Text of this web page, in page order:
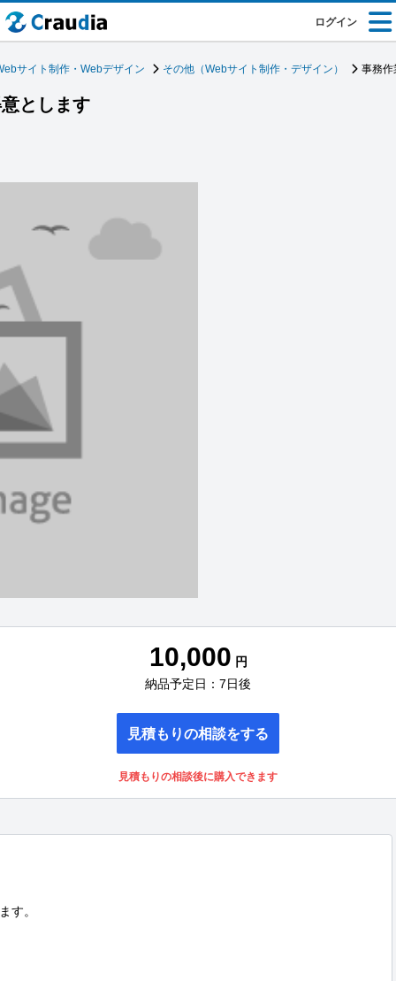
ログイン
サイト制作・Webデザイン その他（Webサイト制作・デザイン） 事務作
とします
10,000 円
納品予定日：7日後
見積もりの相談をする
見積もりの相談後に購入できます
す。